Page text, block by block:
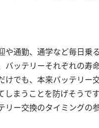
や通勤、通学など毎日乗
バッテリーそれぞれの寿
けでも、本来バッテリー
しまうことを防げそう
リー交換のタイミングの